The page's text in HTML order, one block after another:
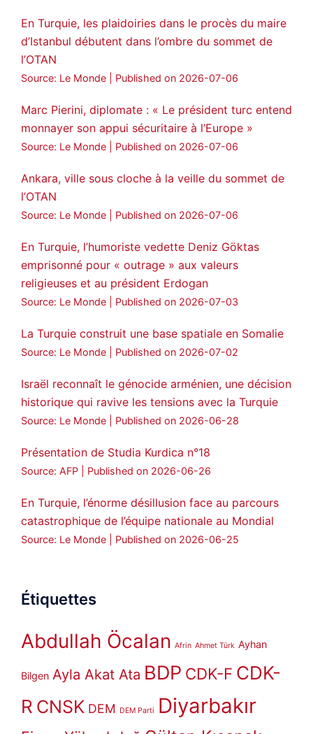
En Turquie, les plaidoiries dans le procès du maire
d’Istanbul débutent dans l’ombre du sommet de
l’OTAN
Source: Le Monde Published on 2026-07-06
Marc Pierini, diplomate : « Le président turc entend
monnayer son appui sécuritaire à l’Europe »
Source: Le Monde Published on 2026-07-06
Ankara, ville sous cloche à la veille du sommet de
l’OTAN
Source: Le Monde Published on 2026-07-06
En Turquie, l’humoriste vedette Deniz Göktas
emprisonné pour « outrage » aux valeurs
religieuses et au président Erdogan
Source: Le Monde Published on 2026-07-03
La Turquie construit une base spatiale en Somalie
Source: Le Monde Published on 2026-07-02
Israël reconnaît le génocide arménien, une décision
historique qui ravive les tensions avec la Turquie
Source: Le Monde Published on 2026-06-28
Présentation de Studia Kurdica n°18
Source: AFP Published on 2026-06-26
En Turquie, l’énorme désillusion face au parcours
catastrophique de l’équipe nationale au Mondial
Source: Le Monde Published on 2026-06-25
Étiquettes
Abdullah Öcalan Afrin Ahmet Türk Ayhan
Bilgen Ayla Akat Ata BDP CDK-F CDK-
R CNSK DEM DEM Parti Diyarbakır